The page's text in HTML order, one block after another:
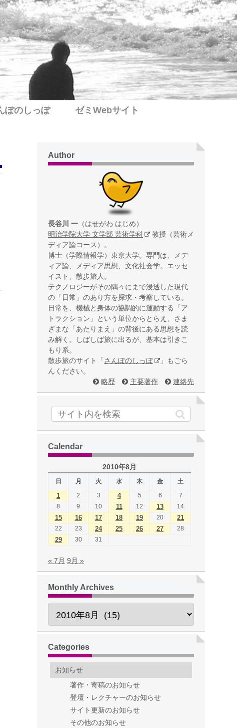
ぽのしっぽ ゼミWebサイト
Author
長谷川 一 （はせがわ はじめ）
明治学院大学 文学部 芸術学科
教授（芸術メ
ディア論コース）。
博士（学際情報学）東京大学。専門は、メデ
ィア論、メディア思想、文化社会学。エッセ
イスト、散歩旅人。
テクノロジーがその隅々にまで浸透した現代
の「日常」のあり方を探求・考察している。
日常を、機械と身体の協調的に運動する「ア
トラクション」という単位からとらえ、さま
ざまな「あたりまえ」の背後にある思想を読
み解く。しばしば旅に出るが、基本は引きこ
もり系。
散歩旅のサイト「 さんぽのしっぽ
」もごら
んください。
略歴
主要著作 連絡先
Calendar
2010年8月
日 月 火 水 木 金 土
1 2 3 4 5 6
7
8
9 10 11 12 13 14
15 16 17 18 19 20 21
22 23 24 25 26 27 28
29 30 31
« 7月 9月 »
Monthly Archives
Categories
お知らせ
著作・寄稿のお知らせ
登壇・レクチャーのお知らせ
サイト更新のお知らせ
その他のお知らせ